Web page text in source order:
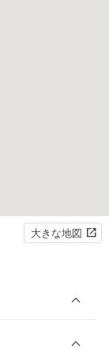
大きな地図